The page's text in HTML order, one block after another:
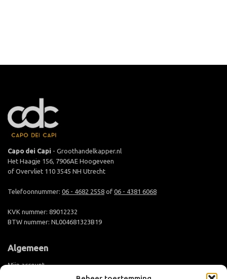
Capo dei Capi - Groothandelkapper.nl
Het Haagje 156, 7906AE Hoogeveen
of Overvliet 110 3545 NH Utrecht
Telefoonnummer: 06 - 4682 2558 of 06 - 4381 6068
KVK nummer: 89012232
BTW nummer: NL004681323B19
Algemeen
Mijn account